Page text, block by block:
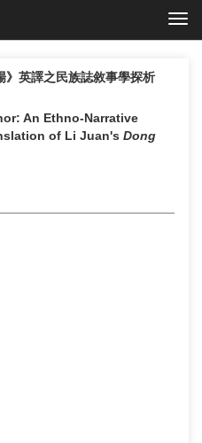
》英譯之民族誌敘事學探析
An Ethno-Narrative
of Li Juan's Dong